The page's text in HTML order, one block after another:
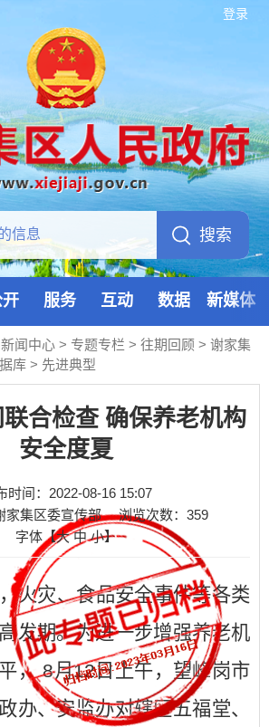
登录
服务 互动 数据 新媒体
新闻中心 > 专题专栏 > 往期回顾 > 谢家集
库 > 先进典型
合检查 确保养老机构
安全度夏
时间：2022-08-16 15:07
家集区委宣传部
浏览次数： 359
字体【大 中 小】
火灾、食品安全事件等各类
发期。为进一步增强养老机
， 8月12日上午，望峰岗市
办、安监办对辖区五福堂、